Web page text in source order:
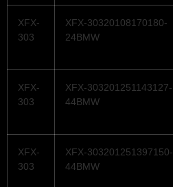
XFX-
303
XFX-30320108170180-
24BMW
XFX-
303
XFX-303201251143127-
44BMW
XFX-
303
XFX-303201251397150-
44BMW